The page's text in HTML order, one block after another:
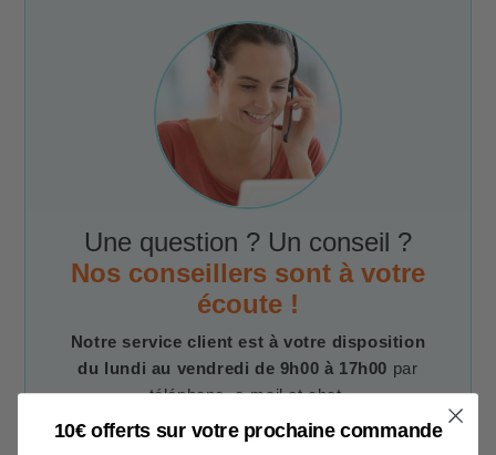
Une question ? Un conseil ?
Nos conseillers sont à votre
écoute !
Notre service client est à votre disposition
du lundi au vendredi de 9h00 à 17h00 par
téléphone, e-mail et chat.
10€ offerts sur votre prochaine commande